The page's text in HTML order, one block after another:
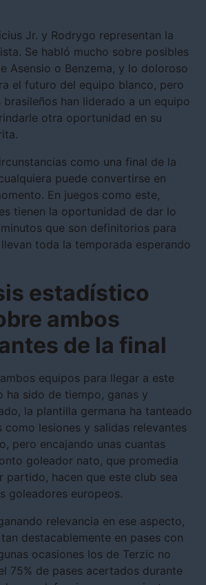
Jr. y Rodrygo representan la
Se habló mucho sobre posibles
Asensio o Benzema, y lo doloroso
el futuro del equipo blanco, pero
han liderado a un equipo
otra oportunidad en su
como una final de la
puede convertirse en
En juegos como este,
tienen la oportunidad de dar lo
que son definitorios para
toda la temporada esperando
estadístico
ambos
de la final
equipos para llegar a este
ha sido de tiempo, ganas y
la plantilla germana ha tanteado
como lesiones y salidas relevantes
pero encajando unas cuantas
goleador nato, que promedia
partido, hacen que este club sea
goleadores europeos.
relevancia en ese aspecto,
destacablemente en pases con
ocasiones los de Terzic no
75% de pases acertados durante